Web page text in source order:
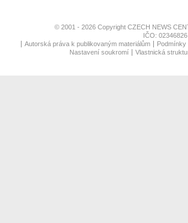
© 2001 - 2026 Copyright CZECH NEWS
IČO:
Autorská práva k publikovaným materiálům
Nastavení soukromí
Vlastnická